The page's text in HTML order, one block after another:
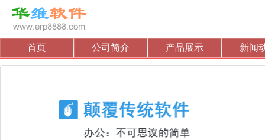
首页 公司简介 产品展示 新闻